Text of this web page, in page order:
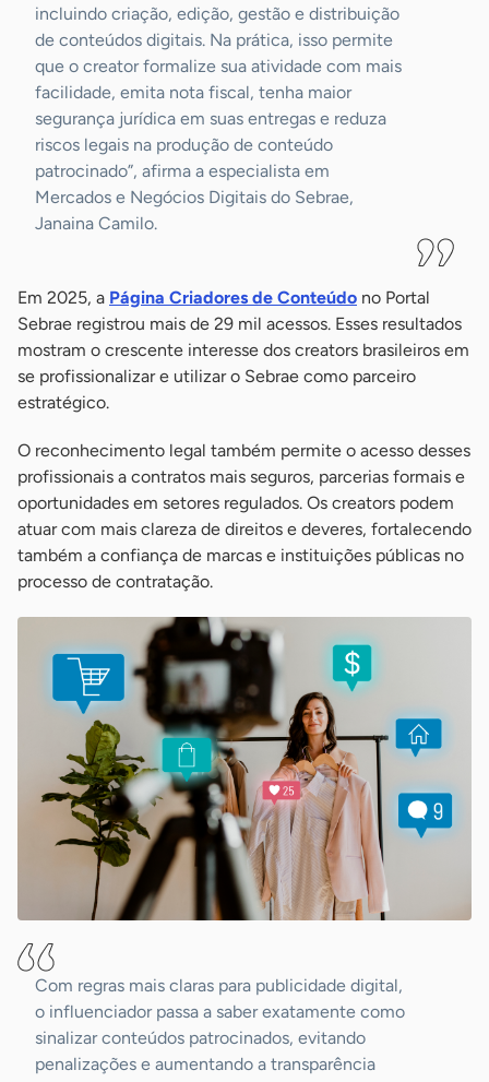
incluindo criação, edição, gestão e distribuição
de conteúdos digitais. Na prática, isso permite
que o creator formalize sua atividade com mais
facilidade, emita nota fiscal, tenha maior
segurança jurídica em suas entregas e reduza
riscos legais na produção de conteúdo
patrocinado”, afirma a especialista em
Mercados e Negócios Digitais do Sebrae,
Janaina Camilo.
Em 2025, a Página Criadores de Conteúdo no Portal
Sebrae registrou mais de 29 mil acessos. Esses resultados
mostram o crescente interesse dos creators brasileiros em
se profissionalizar e utilizar o Sebrae como parceiro
estratégico.
O reconhecimento legal também permite o acesso desses
profissionais a contratos mais seguros, parcerias formais e
oportunidades em setores regulados. Os creators podem
atuar com mais clareza de direitos e deveres, fortalecendo
também a confiança de marcas e instituições públicas no
processo de contratação.
Com regras mais claras para publicidade digital,
o influenciador passa a saber exatamente como
sinalizar conteúdos patrocinados, evitando
penalizações e aumentando a transparência